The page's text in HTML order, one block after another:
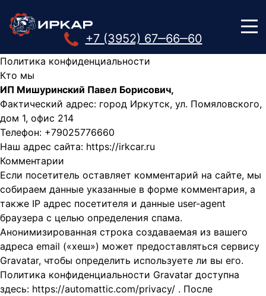
+7 (3952) 67‒66‒60
Политика конфиденциальности
Кто мы
ИП Мишуринский Павел Борисович,
Фактический адрес: город Иркутск, ул. Помяловского,
дом 1, офис 214
Телефон: +79025776660
Наш адрес сайта: https://irkcar.ru
Комментарии
Если посетитель оставляет комментарий на сайте, мы
собираем данные указанные в форме комментария, а
также IP адрес посетителя и данные user-agent
браузера с целью определения спама.
Анонимизированная строка создаваемая из вашего
адреса email («хеш») может предоставляться сервису
Gravatar, чтобы определить используете ли вы его.
Политика конфиденциальности Gravatar доступна
здесь: https://automattic.com/privacy/ . После